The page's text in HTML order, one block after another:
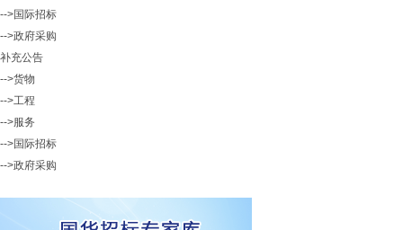
-->国际招标
-->政府采购
补充公告
-->货物
-->工程
-->服务
-->国际招标
-->政府采购